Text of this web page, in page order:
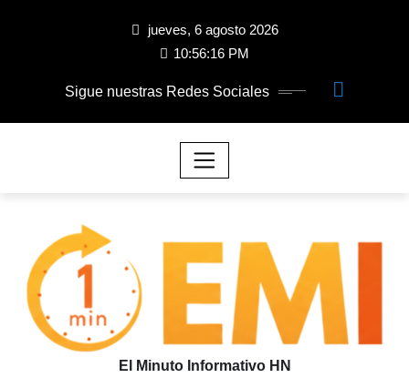
jueves, 6 agosto 2026
10:56:17 PM
Sigue nuestras Redes Sociales
El Minuto Informativo HN